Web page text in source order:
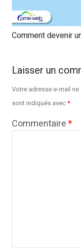
Comment devenir
Laisser un
Votre adresse e-mail
sont indiqués avec*
Commentaire*